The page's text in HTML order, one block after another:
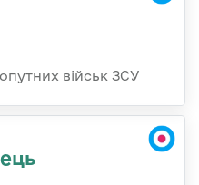
військ ЗСУ